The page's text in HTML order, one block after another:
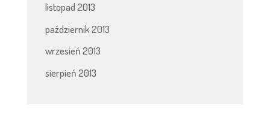
listopad 2013
październik 2013
wrzesień 2013
sierpień 2013